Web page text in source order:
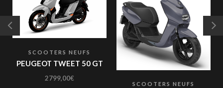
SCOOTERS NEUFS
PEUGEOT TWEET 50 GT
2799,00€
SCOOTERS NEUFS